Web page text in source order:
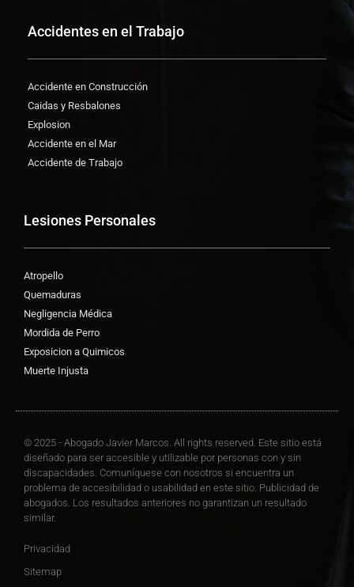
Accidentes en el Trabajo
Accidente en Construcción
Caidas y Resbalones
Explosion
Accidente en el Mar
Accidente de Trabajo
Lesiones Personales
Atropello
Quemaduras
Negligencia Médica
Mordida de Perro
Exposicion a Quimicos
Muerte Injusta
© 2025 - Abogado Javier Marcos. All rights reserved. Este sitio está
diseñado para ser accesible y utilizable por personas con y sin
discapacidades. Comuníquese con nosotros si encuentra un
problema de accesibilidad o usabilidad en este sitio. Publicidad de
abogados. Los resultados anteriores no garantizan un resultado
similar.
Privacidad
Sitemap